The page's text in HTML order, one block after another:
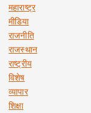
महाराष्ट्र
मीडिया
राजनीति
राजस्थान
राष्ट्रीय
विशेष
व्यापार
शिक्षा